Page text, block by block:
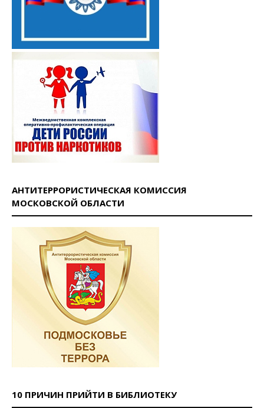
АНТИТЕРРОРИСТИЧЕСКАЯ КОМИССИЯ
МОСКОВСКОЙ ОБЛАСТИ
10 ПРИЧИН ПРИЙТИ В БИБЛИОТЕКУ